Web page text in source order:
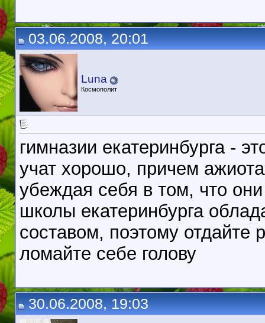
03.06.2008, 20:01
Luna
Космополит
гимназии екатеринбурга -
учат хорошо, причем
убеждая себя в том, что
школы екатеринбурга
составом, поэтому
ломайте себе голову
30.06.2008, 19:03